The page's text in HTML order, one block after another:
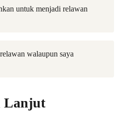
untuk menjadi relawan
walaupun saya
Lanjut